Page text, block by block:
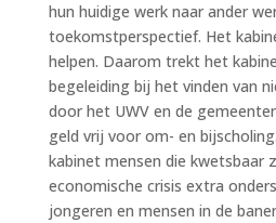
hun huidige werk naar ander
toekomstperspectief. Het
helpen. Daarom trekt het
begeleiding bij het vinden van
door het UWV en de
geld vrij voor om- en
kabinet mensen die kwetsbaar
economische crisis extra
jongeren en mensen in de